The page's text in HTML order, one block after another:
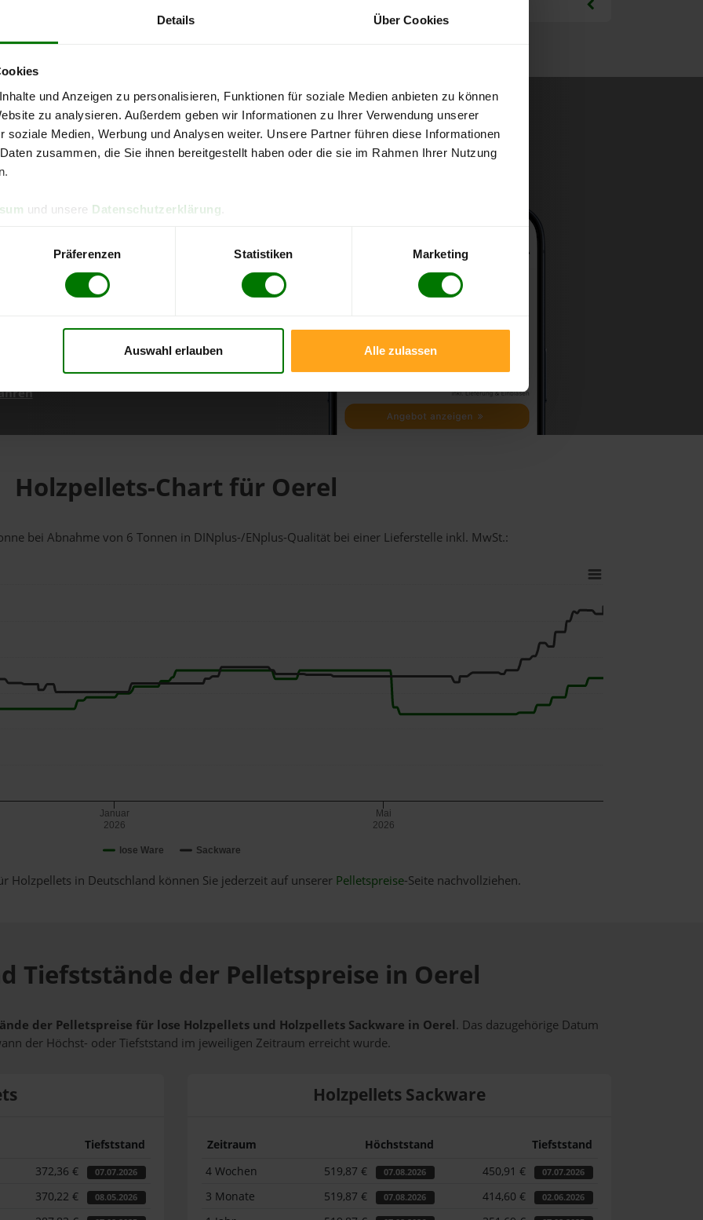
Details Über Cookies
und Anzeigen zu personalisieren, Funktionen für soziale Medien anbieten zu können
zu analysieren. Außerdem geben wir Informationen zu Ihrer Verwendung unserer
soziale Medien, Werbung und Analysen weiter. Unsere Partner führen diese Informationen
zusammen, die Sie ihnen bereitgestellt haben oder die sie im Rahmen Ihrer Nutzung
und unsere Datenschutzerklärung
Präferenzen Statistiken Marketing
Auswahl erlauben Alle zulassen
kostenlose
direkt online bestellen
aktuellen Stand
Holzpellets-Chart für Oerel
bei Abnahmevon 6 Tonnen in DINplus-/ENplus-Qualität bei einer Lieferstelle inkl. MwSt.:
lose Ware Sackware
Januar
2026
Mai
2026
Holzpellets in Deutschland können Sie jederzeit auf unserer Pelletspreise-Seite nachvollziehen.
Tiefststände der Pelletspreise in Oerel
der Pelletspreise für lose Holzpellets und Holzpellets Sackware in Oerel. Das dazugehörige Datum
der Höchst- oder Tiefststand im jeweiligen Zeitraum erreicht wurde.
Tiefststand
372,36 € 07.07.2026
370,22 € 08.05.2026
Holzpellets Sackware
Zeitraum Höchststand
Tiefststand
4 Wochen
519,87 € 07.08.2026 450,91 € 07.07.2026
3 Monate 519,87 € 07.08.2026 414,60 € 02.06.2026